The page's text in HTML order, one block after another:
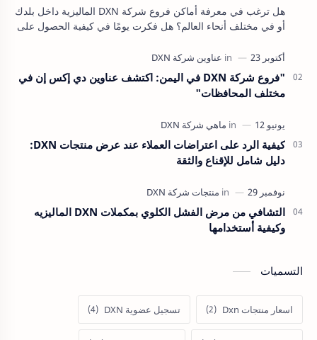
هل ترغب في معرفة أماكن فروع شركة DXN الماليزية داخل بلدك
أو في مختلف أنحاء العالم؟ هل فكرت يومًا في كيفية الحصول على
"فروع شركة DXN في اليمن: اكتشف عناوين دي إكس إن في
مختلف المحافظات"
كيفية الرد على اعتراضات العملاء عند عرض منتجات DXN:
دليل شامل للإقناع والثقة
التشافي من مرض الفشل الكلوي بمكملات DXN الماليزيه
وكيفية أستخدامها
التسميات
اسعار منتجات Dxn تسجيل عضوية DXN